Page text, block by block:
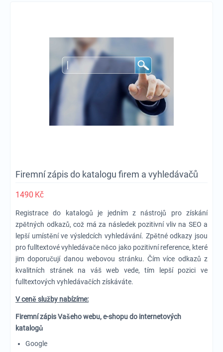
Firemní zápis do katalogu firem a vyhledávačů
1490 Kč
Registrace do katalogů je jedním z nástrojů pro získání
zpětných odkazů, což má za následek pozitivní vliv na SEO a
lepší umístění ve výsledcích vyhledávání. Zpětné odkazy jsou
pro fulltextové vyhledávače něco jako pozitivní reference, které
jim doporučují danou webovou stránku. Čím více odkazů z
kvalitních stránek na váš web vede, tím lepší pozici ve
fulltextových vyhledávačích získáváte.
V ceně služby nabízíme:
Firemní zápis Vašeho webu, e-shopu do internetových
katalogů
Google